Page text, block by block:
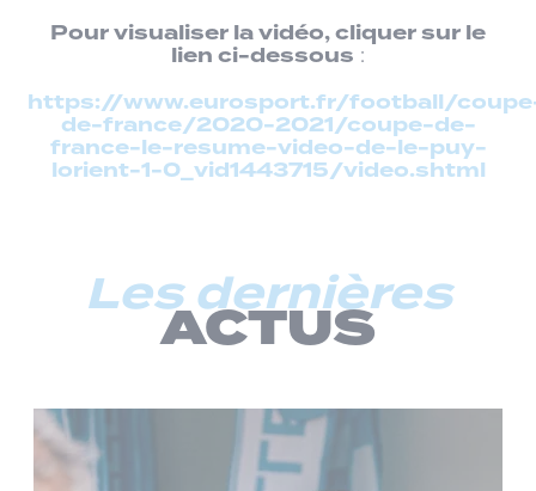
Pour visualiser la vidéo, cliquer sur le
lien ci-dessous :
https://www.eurosport.fr/football/
de-france/2020-2021/coupe-de-
france-le-resume-video-de-le-puy-
lorient-1-0_vid1443715/video.shtml
Les dernières
ACTUS